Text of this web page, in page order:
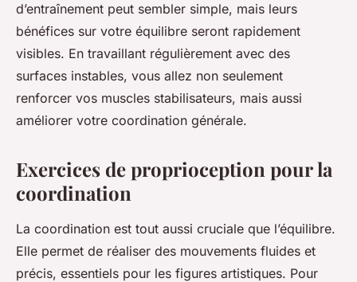
d’entraînement peut sembler simple, mais leurs
bénéfices sur votre équilibre seront rapidement
visibles. En travaillant régulièrement avec des
surfaces instables, vous allez non seulement
renforcer vos muscles stabilisateurs, mais aussi
améliorer votre coordination générale.
Exercices de proprioception pour la
coordination
La coordination est tout aussi cruciale que l’équilibre.
Elle permet de réaliser des mouvements fluides et
précis, essentiels pour les figures artistiques. Pour